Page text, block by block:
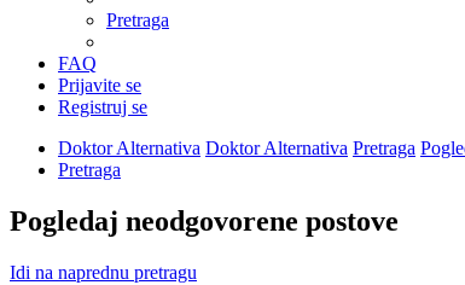
Pretraga
FAQ
Prijavite se
Registruj se
Doktor Alternativa Doktor Alternativa Pretraga
Pretraga
Pogledaj neodgovorene postove
Idi na naprednu pretragu